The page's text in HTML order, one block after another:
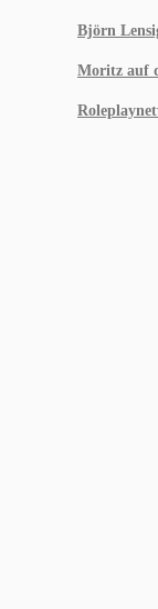
Björn
Moritz auf